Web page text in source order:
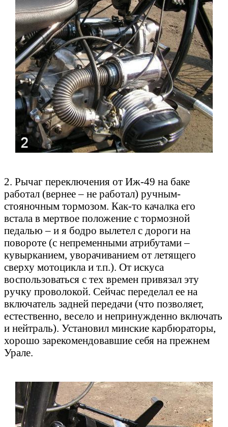
2. Рычаг переключения от Иж-49 на баке
работал (вернее – не работал) ручным-
стояночным тормозом. Как-то качалка его
встала в мертвое положение с тормозной
педалью – и я бодро вылетел с дороги на
повороте (с непременными атрибутами –
кувырканием, уворачиванием от летящего
сверху мотоцикла и т.п.). От искуса
воспользоваться с тех времен привязал эту
ручку проволокой. Сейчас переделал ее на
включатель задней передачи (что позволяет,
естественно, весело и непринужденно включать
и нейтраль). Установил минские карбюраторы,
хорошо зарекомендовавшие себя на прежнем
Урале.